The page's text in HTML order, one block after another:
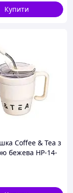
Купити
Coffee & Tea з
бежева HP-14-